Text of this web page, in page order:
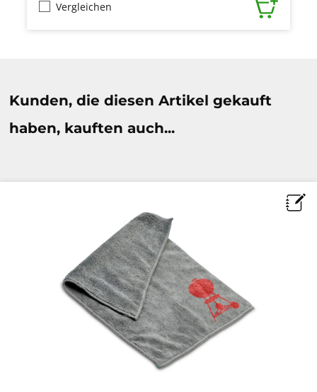
Vergleichen
Kunden, die diesen Artikel gekauft
haben, kauften auch...